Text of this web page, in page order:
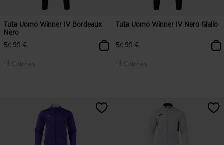
Tuta Uomo Winner IV Bordeaux
Nero
54,99 €
15 Colores
Tuta Uomo Winner IV Nero Giallo
54,99 €
15 Colores
3,6 su 5 valutazione dei clienti